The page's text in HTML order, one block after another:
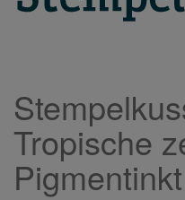
Tropische